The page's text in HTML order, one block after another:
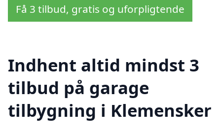
Få 3 tilbud, gratis og uforpligtende
Indhent altid mindst 3
tilbud på garage
tilbygning i Klemensker